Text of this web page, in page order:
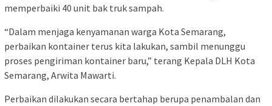
memperbaiki 40 unit bak truk sampah.
“Dalam menjaga kenyamanan warga Kota Semarang,
perbaikan kontainer terus kita lakukan, sambil menunggu
proses pengiriman kontainer baru,” terang Kepala DLH Kota
Semarang, Arwita Mawarti.
Perbaikan dilakukan secara bertahap berupa penambalan dan